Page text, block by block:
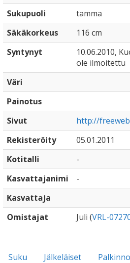
Sukupuoli
tamma
Säkäkorkeus
116 cm
Syntynyt
10.06.2010,
ole ilmoitettu
Väri
Painotus
Sivut
http://
Rekisteröity
05.01.2011
Kotitalli
-
Kasvattajanimi
-
Kasvattaja
Omistajat
Juli (VRL-
Suku Jälkeläiset